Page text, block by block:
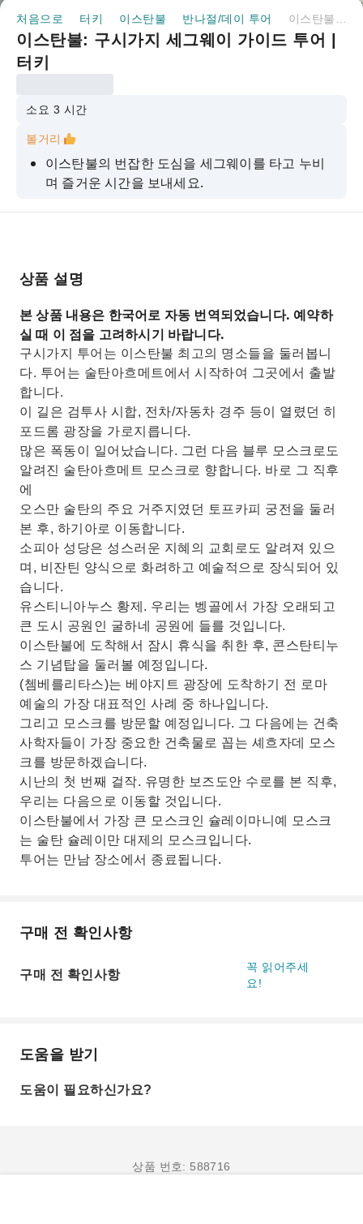
처음으로 터키 이스탄불 반나절/데이 투어
이스탄불: 구시가지 세그웨이 가이드 투어 |
터키
소요 3 시간
볼거리
이스탄불의 번잡한 도심을 세그웨이를 타고 누비
며 즐거운 시간을 보내세요.
전문 가이드와 함께 이스탄불의 역사, 신화, 그리고
들을 둘러보세요
상품 설명
본 상품 내용은 한국어로 자동 번역되었습니다. 예약하
실 때 이 점을 고려하시기 바랍니다.
구시가지 투어는 이스탄불 최고의 명소들을 둘러봅니
다. 투어는 술탄아흐메트에서 시작하여 그곳에서 출발
합니다.
이 길은 검투사 시합, 전차/자동차 경주 등이 열렸던 히
포드롬 광장을 가로지릅니다.
많은 폭동이 일어났습니다. 그런 다음 블루 모스크로도
알려진 술탄아흐메트 모스크로 향합니다. 바로 그 직후
에
오스만 술탄의 주요 거주지였던 토프카피 궁전을 둘러
본 후, 하기아로 이동합니다.
소피아 성당은 성스러운 지혜의 교회로도 알려져 있으
며, 비잔틴 양식으로 화려하고 예술적으로 장식되어 있
습니다.
유스티니아누스 황제. 우리는 벵골에서 가장 오래되고
큰 도시 공원인 굴하네 공원에 들를 것입니다.
이스탄불에 도착해서 잠시 휴식을 취한 후, 콘스탄티누
스 기념탑을 둘러볼 예정입니다.
(쳄베를리타스)는 베야지트 광장에 도착하기 전 로마
예술의 가장 대표적인 사례 중 하나입니다.
그리고 모스크를 방문할 예정입니다. 그 다음에는 건축
사학자들이 가장 중요한 건축물로 꼽는 셰흐자데 모스
크를 방문하겠습니다.
시난의 첫 번째 걸작. 유명한 보즈도안 수로를 본 직후,
우리는 다음으로 이동할 것입니다.
이스탄불에서 가장 큰 모스크인 슐레이마니예 모스크
는 술탄 슐레이만 대제의 모스크입니다.
투어는 만남 장소에서 종료됩니다.
구매 전 확인사항
구매 전 확인사항
꼭 읽어주세
요!
도움을 받기
도움이 필요하신가요?
상품 번호: 588716